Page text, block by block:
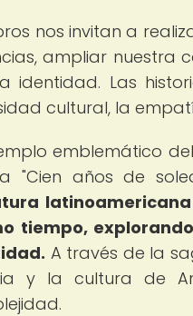
nos invitan a
ampliar nuestra
identidad. Las
cultural, la
emblemático
"Cien años de
tiempo,
A través de la
y la cultura de